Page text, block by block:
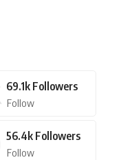
69.1k Followers
Follow
56.4k Followers
Follow